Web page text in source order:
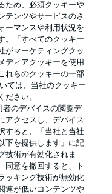
Mode
to be
ため、必須クッキーや
テンツやサービスのさ
ーマンスや利用状況を
。「すべてのクッキー
がマーケティングクッ
ディアクッキーを使用
れらのクッキーの一部
ては、当社のクッキー
ださい。
者のデバイスの閲覧デ
アクセスし、デバイス
すると、「当社と当社
下を提供します」に記
技術が有効化されま
同意を撤回すると、ト
ッキング技術が無効化
連が低いコンテンツや